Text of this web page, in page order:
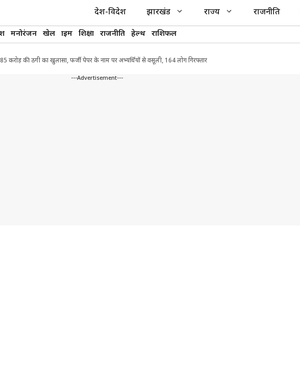
देश-विदेश झारखंड राज्य राजनीति
मनोरंजन खेल क्राइम शिक्षा राजनीति हेल्थ राशिफल
करोड़ की ठगी का खुलासा, फर्जी पेपर के नाम पर अभ्यर्थियों से वसूली, 164 लोग गिरफ्तार
---Advertisement---